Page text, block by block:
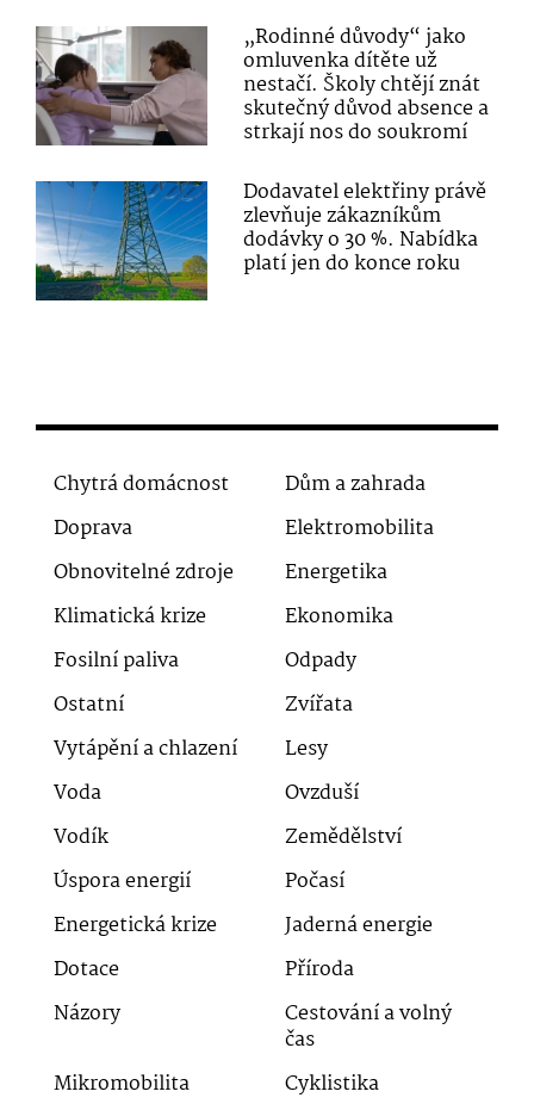
„Rodinné důvody“ jako
omluvenka dítěte už
nestačí. Školy chtějí znát
skutečný důvod absence a
strkají nos do soukromí
Dodavatel elektřiny právě
zlevňuje zákazníkům
dodávky o 30 %. Nabídka
platí jen do konce roku
Chytrá domácnost
Dům a zahrada
Doprava
Elektromobilita
Obnovitelné zdroje
Energetika
Klimatická krize
Ekonomika
Fosilní paliva
Odpady
Ostatní
Zvířata
Vytápění a chlazení
Lesy
Voda
Ovzduší
Vodík
Zemědělství
Úspora energií
Počasí
Energetická krize
Jaderná energie
Dotace
Příroda
Názory
Cestování a volný
čas
Mikromobilita
Cyklistika